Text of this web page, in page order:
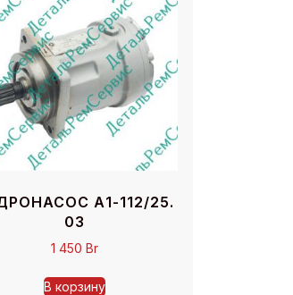
А1-112/25.
03
1 450Br
В корзину